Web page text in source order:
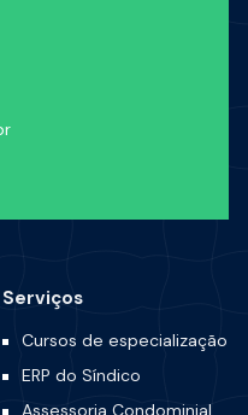
Serviços
Cursos de especialização
ERP do Síndico
Assessoria Condominial